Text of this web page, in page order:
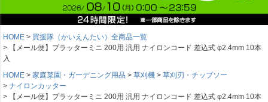
HOME
買援隊（かいえんたい）全商品一覧
【メール便】プラッターミニ 200用 汎用 ナイロンコード 差込式 φ2.4mm 10本
入
HOME
家庭菜園・ガーデニング用品 草刈機
草刈刃・チップソー
ナイロンカッター
【メール便】プラッターミニ 200用 汎用 ナイロンコード 差込式 φ2.4mm 10本